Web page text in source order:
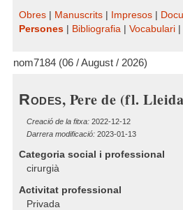
Obres Manuscrits Impresos
Persones
Bibliografia Vocabulari
nom7184 (06 / August / 2026)
Rodes, Pere de (fl.
Creació de la fitxa: 2022-12-12
Darrera modificació: 2023-01-13
Categoria social i professional
cirurgià
Activitat professional
Privada